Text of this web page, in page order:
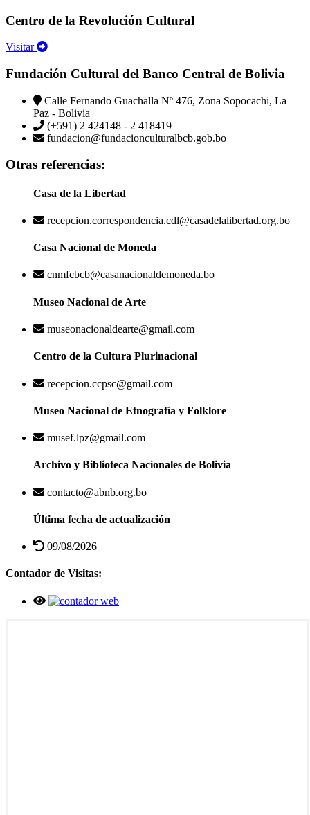
Centro de la Revolución Cultural
Visitar
Fundación Cultural del Banco Central de Bolivia
Calle Fernando Guachalla Nº 476, Zona Sopocachi, La
Paz - Bolivia
(+591) 2 424148 - 2 418419
fundacion@fundacionculturalbcb.gob.bo
Otras referencias:
Casa de la Libertad
recepcion.correspondencia.cdl@casadelalibertad.org.bo
Casa Nacional de Moneda
cnmfcbcb@casanacionaldemoneda.bo
Museo Nacional de Arte
museonacionaldearte@gmail.com
Centro de la Cultura Plurinacional
recepcion.ccpsc@gmail.com
Museo Nacional de Etnografía y Folklore
musef.lpz@gmail.com
Archivo y Biblioteca Nacionales de Bolivia
contacto@abnb.org.bo
Última fecha de actualización
09/08/2026
Contador de Visitas: